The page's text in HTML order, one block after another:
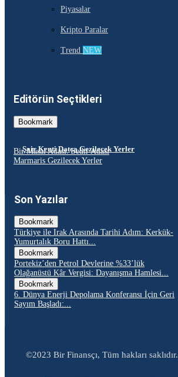
Piyasalar
Kripto Paralar
Trend NEW
Editörün Seçtikleri
Bookmark
Şair Kenti Datça Gezilecek Yerler
Bir Masal Adası: Sedir Adası
Marmaris Gezilecek Yerler
Son Yazılar
Bookmark
Türkiye ile Irak Arasında Tarihi Adım: Kerkük-
Yumurtalık Boru Hattı...
Bookmark
Portekiz’den Petrol Devlerine %33’lük
Olağanüstü Kâr Vergisi: Dayanışma Hamlesi...
Bookmark
6. Dünya Enerji Depolama Konferansı İçin Geri
Sayım Başladı:...
©2023 Bir Finansçı, Tüm hakları saklıdır.